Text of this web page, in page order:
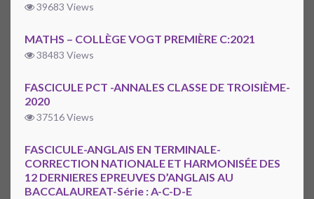
39683 Views
MATHS – COLLÈGE VOGT PREMIÈRE C:2021
38483 Views
FASCICULE PCT -ANNALES CLASSE DE TROISIÈME-
2020
37516 Views
FASCICULE-ANGLAIS EN TERMINALE-
CORRECTION NATIONALE ET HARMONISÉE DES
12 DERNIERES EPREUVES D’ANGLAIS AU
BACCALAUREAT-Série : A-C-D-E